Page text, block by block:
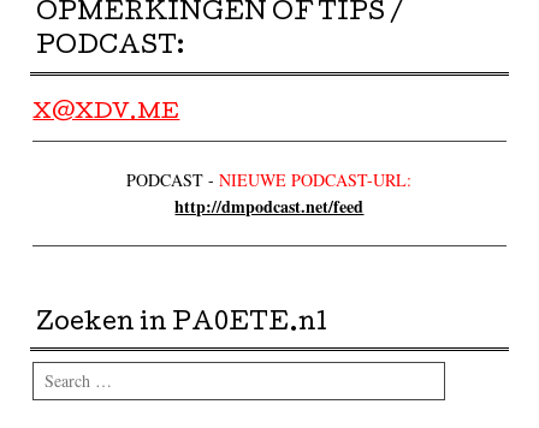
OPMERKINGEN OF TIPS /
PODCAST:
X@XDV.ME
PODCAST -NIEUWE PODCAST-URL:
http://dmpodcast.net/feed
Zoeken in PA0ETE.nl
Search